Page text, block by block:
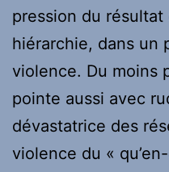
pression du
hiérarchie, dans un
violence. Du moins
pointe aussi avec
dévastatrice des
violence du «